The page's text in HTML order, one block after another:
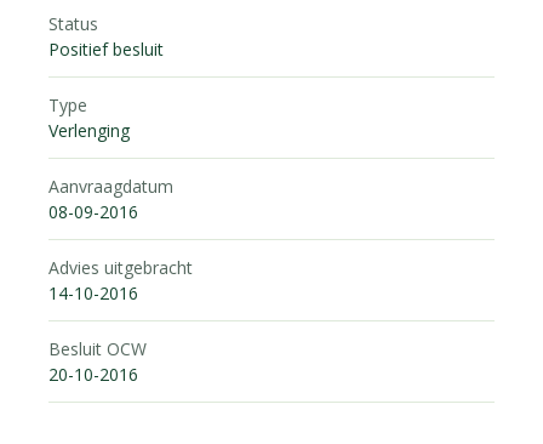
Status
Positief besluit
Type
Verlenging
Aanvraagdatum
08-09-2016
Advies uitgebracht
14-10-2016
Besluit OCW
20-10-2016